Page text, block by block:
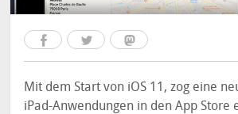
Mit dem Start von iOS 11, zog eine
iPad-Anwendungen in den App Store